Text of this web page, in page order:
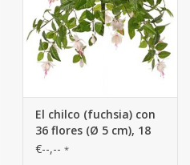
El chilco (fuchsia) con
36 flores (Ø 5 cm), 18
capullos & 306 hojas, Ø
€--,-- *